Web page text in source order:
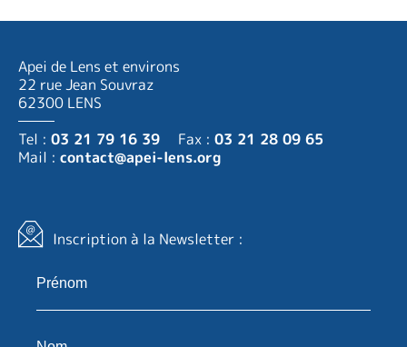
Apei de Lens et environs
22 rue Jean Souvraz
62300 LENS
Tel : 03 21 79 16 39 Fax : 03 21 28 09 65
Mail : contact@apei-lens.org
Inscription à la Newsletter :